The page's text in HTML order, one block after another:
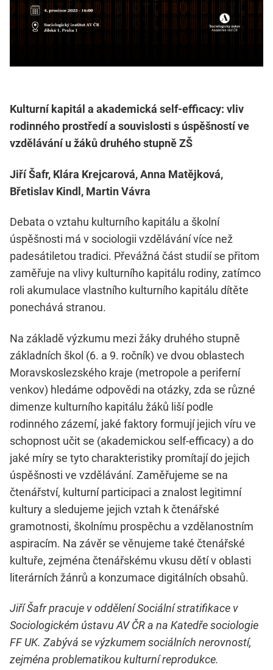
Kulturní kapitál a akademická self-efficacy: vliv
rodinného prostředí a souvislosti s úspěšností ve
vzdělávání u žáků druhého stupně ZŠ
Jiří Šafr, Klára Krejcarová, Anna Matějková,
Břetislav Kindl, Martin Vávra
Debata o vztahu kulturního kapitálu a školní
úspěšnosti má v sociologii vzdělávání více než
padesátiletou tradici. Převážná část studií se přitom
zaměřuje na vlivy kulturního kapitálu rodiny, zatímco
roli akumulace vlastního kulturního kapitálu dítěte
ponechává stranou.
Na základě výzkumu mezi žáky druhého stupně
základních škol (6. a 9. ročník) ve dvou oblastech
Moravskoslezského kraje (metropole a periferní
venkov) hledáme odpovědi na otázky, zda se různé
dimenze kulturního kapitálu žáků liší podle
rodinného zázemí, jaké faktory formují jejich víru ve
schopnost učit se (akademickou self-efficacy) a do
jaké míry se tyto charakteristiky promítají do jejich
úspěšnosti ve vzdělávání. Zaměřujeme se na
čtenářství, kulturní participaci a znalost legitimní
kultury a sledujeme jejich vztah k čtenářské
gramotnosti, školnímu prospěchu a vzdělanostním
aspiracím. Na závěr se věnujeme také čtenářské
kultuře, zejména čtenářskému vkusu dětí v oblasti
literárních žánrů a konzumace digitálních obsahů.
Jiří Šafr pracuje v oddělení Sociální stratifikace v
Sociologickém ústavu AV ČR a na Katedře sociologie
FF UK. Zabývá se výzkumem sociálních nerovností,
zejména problematikou kulturní reprodukce.